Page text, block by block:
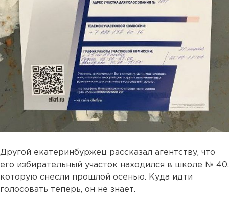
Другой екатеринбуржец рассказал агентству, что
его избирательный участок находился в школе № 40,
которую снесли прошлой осенью. Куда идти
голосовать теперь, он не знает.